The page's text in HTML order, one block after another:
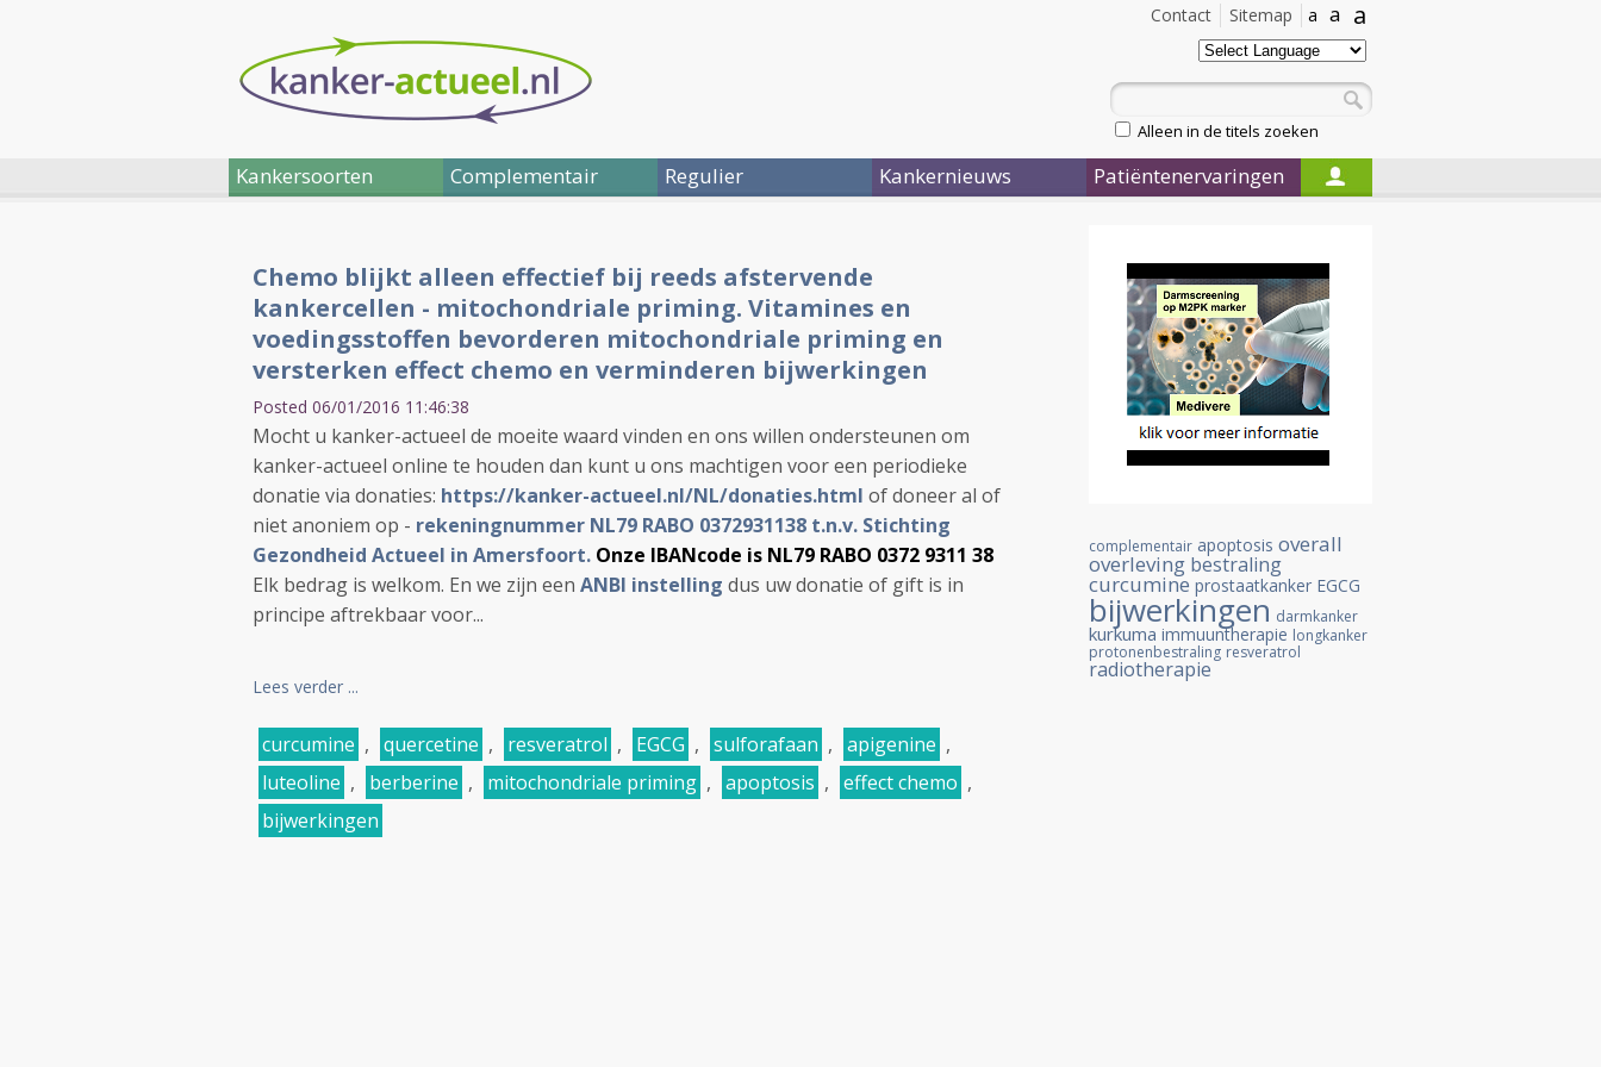
a
a
a
Sitemap
Contact
Alleen in de titels zoeken
Kankersoorten Complementair Regulier Kankernieuws Patiëntenervaringen
Chemo blijkt alleen effectief bij reeds afstervende
kankercellen - mitochondriale priming. Vitamines en
voedingsstoffen bevorderen mitochondriale priming en
versterken effect chemo en verminderen bijwerkingen
Posted 06/01/2016 11:46:38
Mocht u kanker-actueel de moeite waard vinden en ons willen ondersteunen om
kanker-actueel online te houden dan kunt u ons machtigen voor een periodieke
donatie via donaties: https://kanker-actueel.nl/NL/donaties.html of doneer al of
niet anoniem op - rekeningnummer NL79 RABO 0372931138 t.n.v. Stichting
Gezondheid Actueel in Amersfoort. Onze IBANcode is NL79 RABO 0372 9311 38
Elk bedrag is welkom. En we zijn een ANBI instelling dus uw donatie of gift is in
principe aftrekbaar voor...
Lees verder ...
curcumine , quercetine , resveratrol , EGCG , sulforafaan , apigenine ,
luteoline , berberine , mitochondriale priming , apoptosis , effect chemo ,
bijwerkingen
complementair apoptosis overall
overleving bestraling
curcumine prostaatkanker EGCG
bijwerkingen darmkanker
kurkuma immuuntherapie longkanker
protonenbestraling resveratrol
radiotherapie